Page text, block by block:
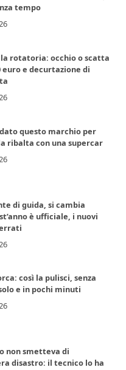
tempo
rotatoria: occhio o scatta
euro e decurtazione di
questo marchio per
ribalta con una supercar
di guida, si cambia
è ufficiale, i nuovi
così la pulisci, senza
e in pochi minuti
non smetteva di
disastro: il tecnico lo ha